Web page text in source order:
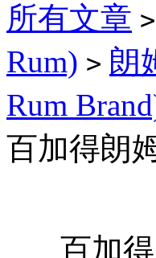
所有文章 >
Rum) > 朗
Rum
百加得朗
百加得